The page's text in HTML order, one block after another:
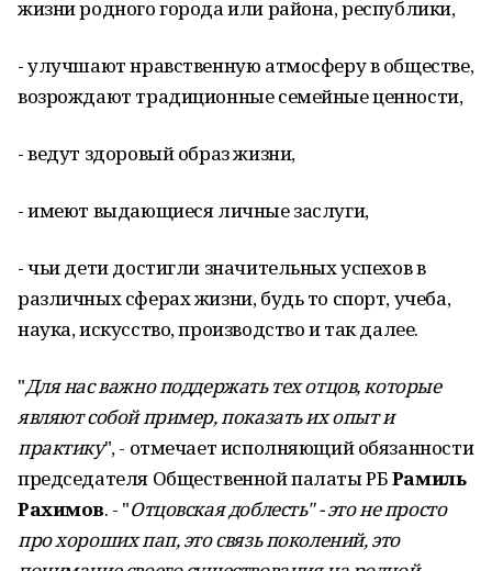
жизни родного города или района, республики,
- улучшают нравственную атмосферу в обществе,
возрождают традиционные семейные ценности,
- ведут здоровый образ жизни,
- имеют выдающиеся личные заслуги,
- чьи дети достигли значительных успехов в
различных сферах жизни, будь то спорт, учеба,
наука, искусство, производство и так далее.
"Для нас важно поддержать тех отцов, которые
являют собой пример, показать их опыт и
практику", - отмечает исполняющий обязанности
председателя Общественной палаты РБРамиль
Рахимов. - "Отцовская доблесть" - это не просто
про хороших пап, это связь поколений, это